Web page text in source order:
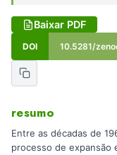
Baixar PDF
DOI 10.5281/
resumo
Entre as décadas de
processo de expansão